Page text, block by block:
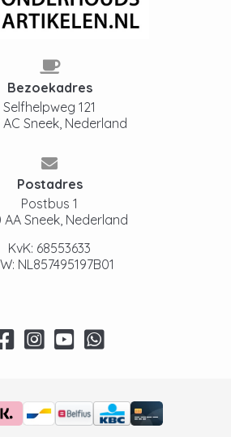
Bezoekadres
Selfhelpweg 121
AC Sneek, Nederland
Postadres
Postbus 1
AA Sneek, Nederland
KvK: 68553633
NL857495197B01